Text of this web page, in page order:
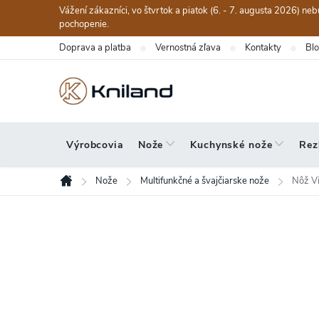
obsah
Vážení zákazníci, vo štvrtok a piatok (6. - 7. augusta 2026)
pochopenie.
Doprava a platba Vernostná zľava Kontakty
Výrobcovia Nože Kuchynské nože
Domov
Nože Multifunkčné a švajčiarske nože Nôž